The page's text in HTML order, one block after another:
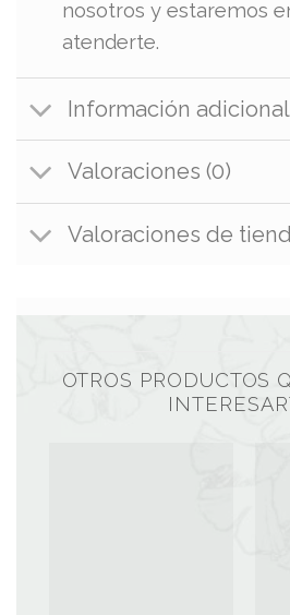
nosotros y estaremos
atenderte.
Información adicional
Valoraciones (0)
Valoraciones de
OTROS PRODUCTOS